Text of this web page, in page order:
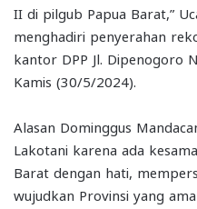
II di pilgub Papua Barat,”
menghadiri penyerahan
kantor DPP Jl. Dipenogoro
Kamis (30/5/2024).
Alasan Dominggus
Lakotani karena ada
Barat dengan hati,
wujudkan Provinsi yang